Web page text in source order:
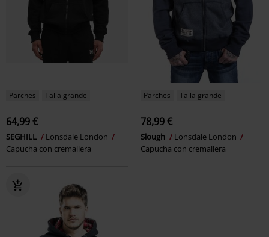
Parches Talla grande
64,99 €
SEGHILL
Lonsdale London
Capucha con cremallera
Parches Talla grande
78,99 €
Slough
Lonsdale London
Capucha con cremallera